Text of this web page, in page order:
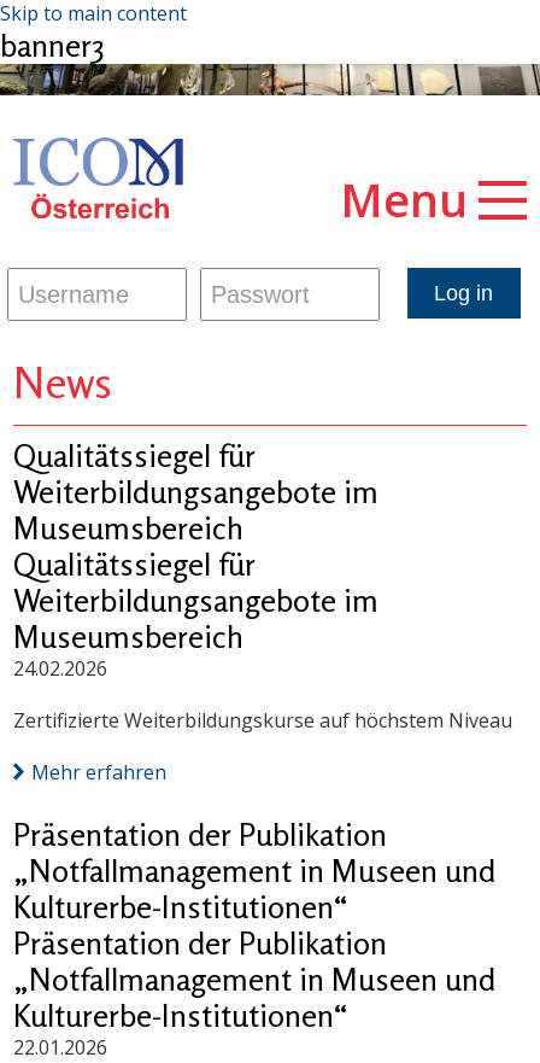
Skip to main content
banner3
Menu
News
Qualitätssiegel für
Weiterbildungsangebote im
Museumsbereich
Qualitätssiegel für
Weiterbildungsangebote im
Museumsbereich
24.02.2026
Zertifizierte Weiterbildungskurse auf höchstem Niveau
Mehr erfahren
Präsentation der Publikation
„Notfallmanagement in Museen und
Kulturerbe-Institutionen“
Präsentation der Publikation
„Notfallmanagement in Museen und
Kulturerbe-Institutionen“
22.01.2026